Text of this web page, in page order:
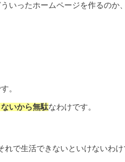
いったホームページを作るのか
。
いから無駄なわけです。
で生活できないといけないわけ